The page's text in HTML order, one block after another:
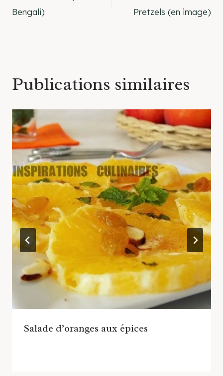
de
Bengali)
Pretzels (en image)
Publications similaires
Salade d’oranges aux épices